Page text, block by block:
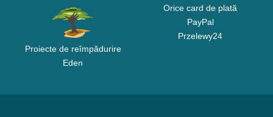
Proiecte de reîmpădurire
Eden
Orice card de plată
PayPal
Przelewy24